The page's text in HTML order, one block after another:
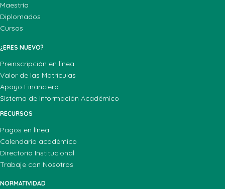
Maestría
Diplomados
Cursos
¿ERES NUEVO?
Preinscripción en línea
Valor de las Matrículas
Apoyo Financiero
Sistema de Información Académico
RECURSOS
Pagos en línea
Calendario académico
Directorio Institucional
Trabaje con Nosotros
NORMATIVIDAD